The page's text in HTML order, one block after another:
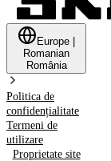
Europe
Romanian
România
Politica de
confidențialitate
Termeni de
utilizare
Proprietate site